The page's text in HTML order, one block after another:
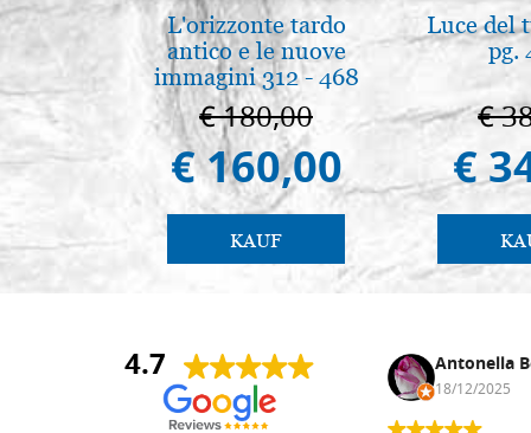
L'orizzonte tardo
antico e le nuove
immagini 312 - 468
€ 180,00
€ 160,00
KAUF
Luce del
pg.
€
€
4.7
Anna Maria Negri Antonella
18/12/2025